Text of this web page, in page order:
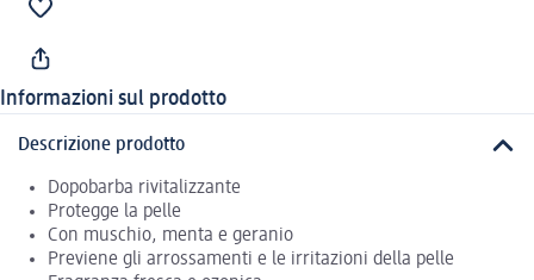
Informazioni sul prodotto
Descrizione prodotto
Dopobarba rivitalizzante
Protegge la pelle
Con muschio, menta e geranio
Previene gli arrossamenti e le irritazioni della pelle